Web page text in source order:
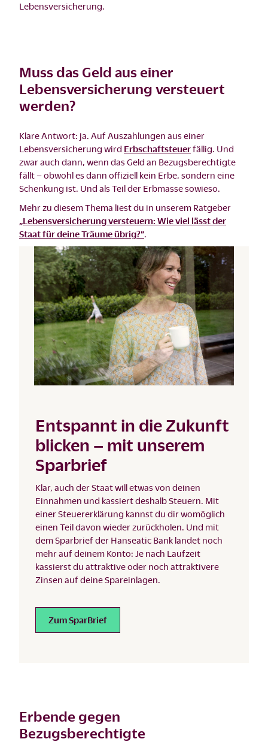
Lebensversicherung.
Muss das Geld aus einer
Lebensversicherung versteuert
werden?
Klare Antwort: ja. Auf Auszahlungen aus einer
Lebensversicherung wird Erbschaftsteuerfällig. Und
zwar auch dann, wenn das Geld an Bezugsberechtigte
fällt – obwohl es dann offiziell kein Erbe, sondern eine
Schenkung ist. Und als Teil der Erbmasse sowieso.
Mehr zu diesem Thema liest du in unserem Ratgeber
„Lebensversicherung versteuern: Wie viel lässt der
Staat für deine Träume übrig?”
Entspannt in die Zukunft
blicken – mit unserem
Sparbrief
Klar, auch der Staat will etwas von deinen
Einnahmen und kassiert deshalb Steuern. Mit
einer Steuererklärung kannst du dir womöglich
einen Teil davon wieder zurückholen. Und mit
dem Sparbrief der Hanseatic Bank landet noch
mehr auf deinem Konto: Je nach Laufzeit
kassierst du attraktive oder noch attraktivere
Zinsen auf deine Spareinlagen.
Zum SparBrief
Erbende gegen
Bezugsberechtigte